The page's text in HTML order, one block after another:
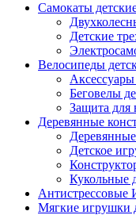
Самокаты
Детские
Велосипеды
Беговелы
Защита для
Деревянные
Детское
Кукольные
Антистрессовые
Мягкие игрушки